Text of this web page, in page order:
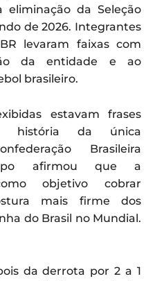
da Seleção
de 2026. Integrantes
levaram faixas com
da entidade e ao
brasileiro.
estavam frases
história da única
Brasileira
afirmou que a
objetivo cobrar
mais firme dos
do Brasil no Mundial.
da derrota por 2 a 1